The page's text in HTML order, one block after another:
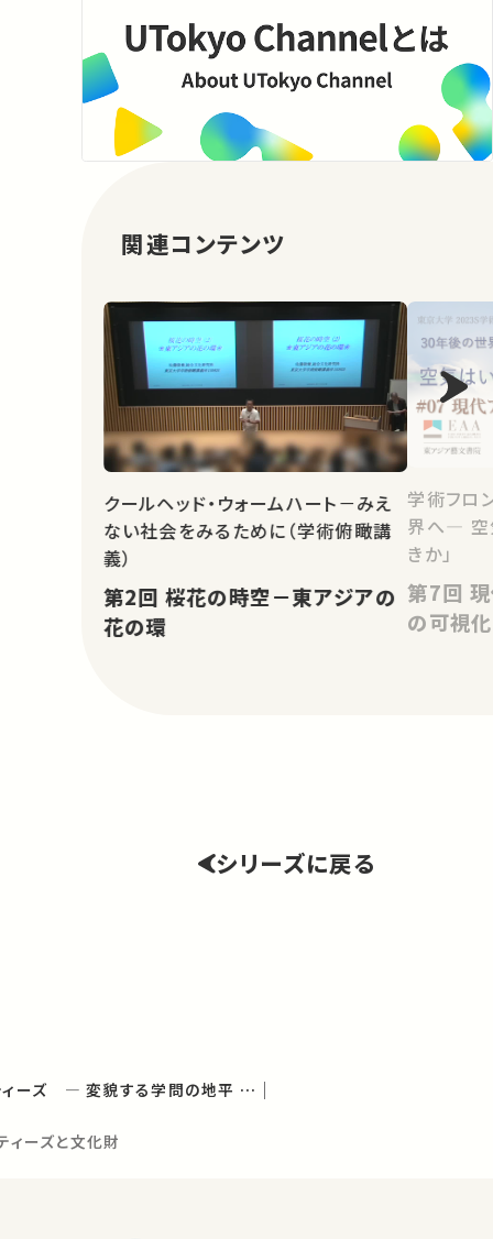
関連コンテンツ
クールヘッド・ウォームハート－みえ
ない社会をみるために（学術俯瞰講
義）
第2回 桜花の時空－東アジアの
花の環
学術フロ
界へ― 空
きか」
第7回 現代アートにおける空気
の可視化
シリーズに戻る
デジタル・ヒューマニティーズ ― 変貌する学問の地平 ― (学術俯瞰講義)
ィーズと文化財